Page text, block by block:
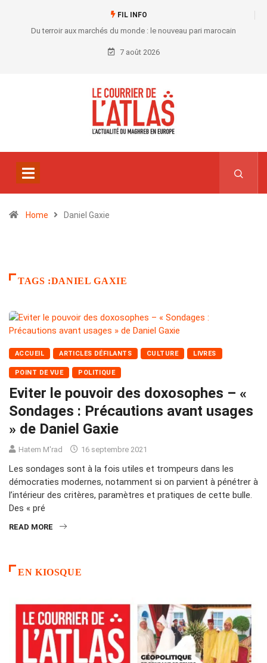
FIL INFO
Du terroir aux marchés du monde : le nouveau pari marocain
7 août 2026
Home Daniel Gaxie
TAGS :DANIEL GAXIE
ACCUEIL ARTICLES DÉFILANTS CULTURE LIVRES
POINT DE VUE POLITIQUE
Eviter le pouvoir des doxosophes – «
Sondages : Précautions avant usages
» de Daniel Gaxie
Hatem M'rad 16 septembre 2021
Les sondages sont à la fois utiles et trompeurs dans les
démocraties modernes, notamment si on parvient à pénétrer à
l’intérieur des critères, paramètres et pratiques de cette bulle.
Des « pré
READ MORE
EN KIOSQUE